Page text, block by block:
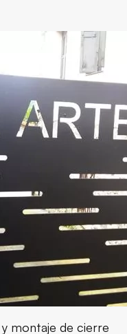
montaje de cierre